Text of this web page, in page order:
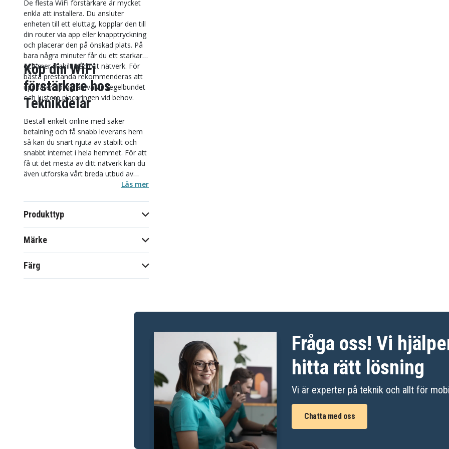
De flesta WiFi förstärkare är mycket
enkla att installera. Du ansluter
enheten till ett eluttag, kopplar den till
din router via app eller knapptryckning
och placerar den på önskad plats. På
bara några minuter får du ett starkare
och mer stabilt trådlöst nätverk. För
bästa prestanda rekommenderas att
uppdatera programvaran regelbundet
och justera placeringen vid behov.
Köp din WiFi
förstärkare hos
Teknikdelar
Beställ enkelt online med säker
betalning och få snabb leverans hem
så kan du snart njuta av stabilt och
snabbt internet i hela hemmet. För att
få ut det mesta av ditt nätverk kan du
även utforska vårt breda utbud av
komplett och pålitligt hemnätverk.
Läs mer
Produkttyp
Märke
Färg
Fråga oss! Vi
hitta rätt lösning
Vi är experter på teknik och allt för
Chatta med oss